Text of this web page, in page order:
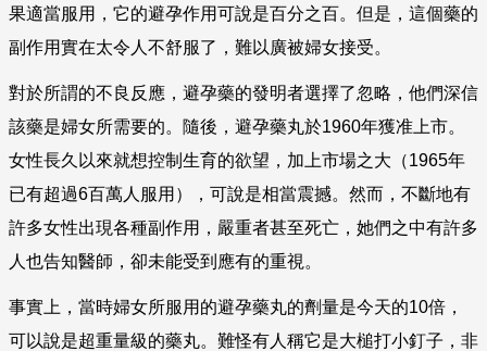
果適當服用，它的避孕作用可說是百分之百。但是，這個藥的
副作用實在太令人不舒服了，難以廣被婦女接受。
對於所謂的不良反應，避孕藥的發明者選擇了忽略，他們深信
該藥是婦女所需要的。隨後，避孕藥丸於1960年獲准上市。
女性長久以來就想控制生育的欲望，加上市場之大（1965年
已有超過6百萬人服用），可說是相當震撼。然而，不斷地有
許多女性出現各種副作用，嚴重者甚至死亡，她們之中有許多
人也告知醫師，卻未能受到應有的重視。
事實上，當時婦女所服用的避孕藥丸的劑量是今天的10倍，
可以說是超重量級的藥丸。難怪有人稱它是大槌打小釘子，非